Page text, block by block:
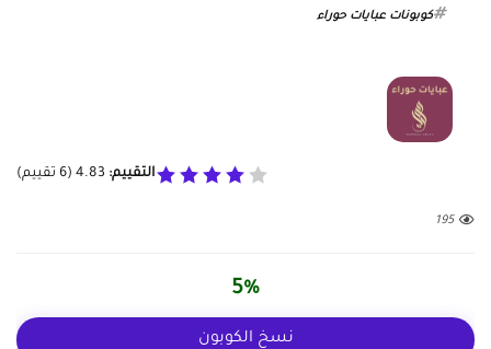
كوبونات عبايات حوراء
التقييم: 4.83
(
6 تقييم)
195
5%
نسخ الكوبون